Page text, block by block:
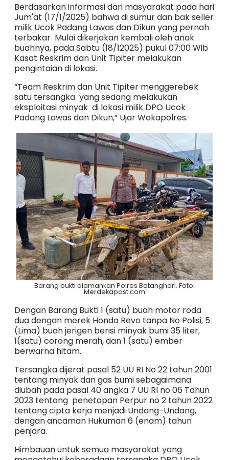
Berdasarkan informasi dari masyarakat pada hari
Jum'at (17/1/2025) bahwa di sumur dan bak seller
milik Ucok Padang Lawas dan Dikun yang pernah
terbakar Mulai dikerjakan kembali oleh anak
buahnya, pada Sabtu (18/12025) pukul 07:00 Wib
Kasat Reskrim dan Unit Tipiter melakukan
pengintaian di lokasi.
“Team Reskrim dan Unit Tipiter menggerebek
satu tersangka yang sedang melakukan
eksploitasi minyak di lokasi milik DPO Ucok
Padang Lawas dan Dikun,” Ujar Wakapolres.
Barang bukti diamankan Polres Batanghari. Foto:
Merdekapost.com
Dengan Barang Bukti 1 (satu) buah motor roda
dua dengan merek Honda Revo tanpa No Polisi, 5
(Lima) buah jerigen berisi minyak bumi 35 liter,
1(satu) corong merah, dan 1 (satu) ember
berwarna hitam.
Tersangka dijerat pasal 52 UU RI No 22 tahun 2001
tentang minyak dan gas bumi sebagaimana
diubah pada pasal 40 angka 7 UU RI no 06 Tahun
2023 tentang penetapan Perpur no 2 tahun 2022
tentang cipta kerja menjadi Undang-Undang,
dengan ancaman Hukuman 6 (enam) tahun
penjara.
Himbauan untuk semua masyarakat yang